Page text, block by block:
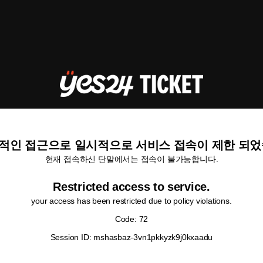
인 접근으로 일시적으로 서비스 접속이 제한 되
현재 접속하신 단말에서는 접속이 불가능합니다.
Restricted access to service.
your access has been restricted due to policy violations.
Code: 72
Session ID: mshasbaz-3vn1pkkyzk9j0kxaadu